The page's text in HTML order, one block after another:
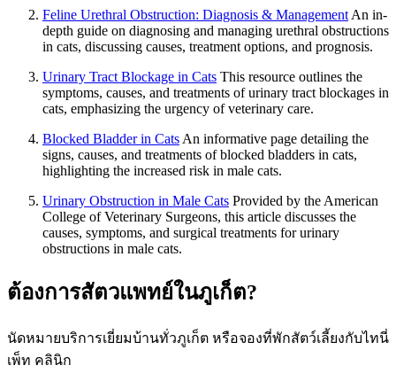
Feline Urethral Obstruction: Diagnosis & Management An in-
depth guide on diagnosing and managing urethral obstructions
in cats, discussing causes, treatment options, and prognosis.
Urinary Tract Blockage in Cats This resource outlines the
symptoms, causes, and treatments of urinary tract blockages in
cats, emphasizing the urgency of veterinary care.
Blocked Bladder in Cats An informative page detailing the
signs, causes, and treatments of blocked bladders in cats,
highlighting the increased risk in male cats.
Urinary Obstruction in Male Cats Provided by the American
College of Veterinary Surgeons, this article discusses the
causes, symptoms, and surgical treatments for urinary
obstructions in male cats.
ต้องการสัตวแพทย์ในภูเก็ต?
นัดหมายบริการเยี่ยมบ้านทั่วภูเก็ต หรือจองที่พักสัตว์เลี้ยงกับไทนี่
เพ็ท คลินิก